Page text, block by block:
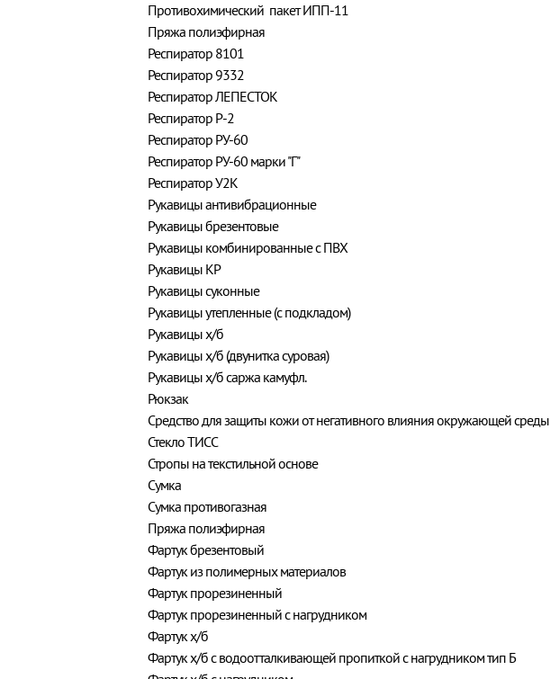
Противохимический пакет ИПП-11
Пряжа полиэфирная
Респиратор 8101
Респиратор 9332
Респиратор ЛЕПЕСТОК
Респиратор Р-2
Респиратор РУ-60
Респиратор РУ-60 марки "Г"
Респиратор У2К
Рукавицы антивибрационные
Рукавицы брезентовые
Рукавицы комбинированные с ПВХ
Рукавицы КР
Рукавицы суконные
Рукавицы утепленные (с подкладом)
Рукавицы х/б
Рукавицы х/б (двунитка суровая)
Рукавицы х/б саржа камуфл.
Рюкзак
Средство для защиты кожи от негативного влияния окружающей среды
Стекло ТИСС
Стропы на текстильной основе
Сумка
Сумка противогазная
Пряжа полиэфирная
Фартук брезентовый
Фартук из полимерных материалов
Фартук прорезиненный
Фартук прорезиненный с нагрудником
Фартук х/б
Фартук х/б с водоотталкивающей пропиткой с нагрудником тип Б